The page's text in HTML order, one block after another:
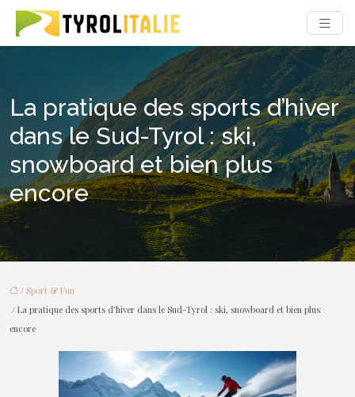
La pratique des sports d’hiver
dans le Sud-Tyrol : ski,
snowboard et bien plus
encore
/ Sport & Fun
/ La pratique des sports d’hiver dans le Sud-Tyrol : ski, snowboard et bien plus
encore